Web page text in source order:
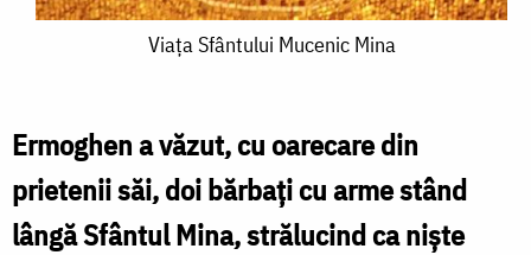
Mucenic
Mina
Viața Sfântului Mucenic Mina
Ermoghen a văzut, cu oarecare din
prietenii săi, doi bărbați cu arme stând
lângă Sfântul Mina, strălucind ca niște